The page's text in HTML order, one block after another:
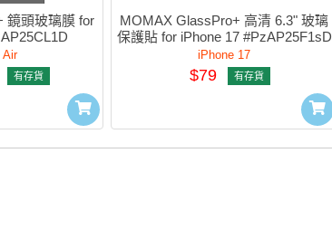
鏡頭玻璃膜 for
Air
有存貨
MOMAX GlassPro+ 高清 6.3" 玻璃
保護貼 for iPhone 17 #PzAP25F1sD
iPhone 17
$79 有存貨